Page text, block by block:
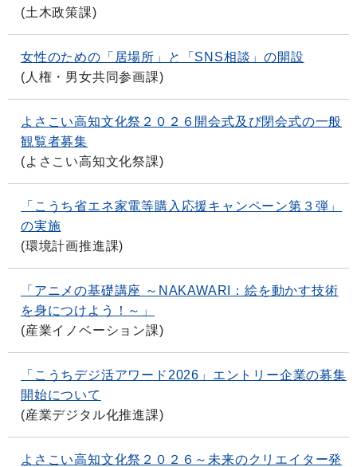
(土木政策課)
女性のための「居場所」と「SNS相談」の開設
( 人権・男女共同参画課)
よさこい高知文化祭２０２６開会式及び閉会式の一般
観覧者募集
(よさこい高知文化祭課)
「こうち省エネ家電等購入応援キャンペーン第３弾」
の実施
(環境計画推進課)
「アニメの基礎講座 ～NAKAWARI：絵を動かす技術
を身につけよう！～」
(産業イノベーション課)
「こうちデジ活アワード2026」エントリー企業の募集
開始について
(産業デジタル化推進課)
よさこい高知文化祭２０２６～未来のクリエイター発